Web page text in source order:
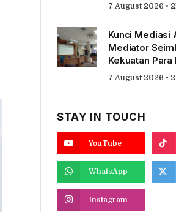
7 August 2026 •
Kunci Mediasi
Mediator
Kekuatan Para
7 August 2026 •
STAY IN TOUCH
YouTube
WhatsApp
Instagram